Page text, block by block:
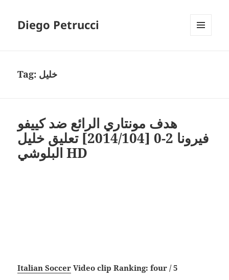
Diego Petrucci
Tag: خليل
هدف مونتاري الرائع ضد كييفو
فيرونا 2-0 [2014/104] تعليق خليل
البلوشي HD
Italian Soccer Video clip Ranking: four / 5